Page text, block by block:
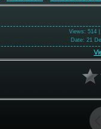
Views: 514 |
Date: 21